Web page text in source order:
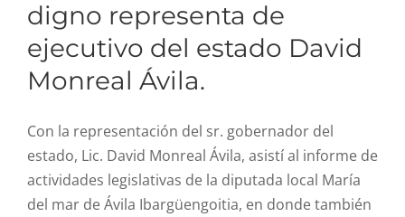
digno representa de
ejecutivo del estado David
Monreal Ávila.
Con la representación del sr. gobernador del
estado, Lic. David Monreal Ávila, asistí al informe de
actividades legislativas de la diputada local María
del mar de Ávila Ibargüengoitia, en donde también